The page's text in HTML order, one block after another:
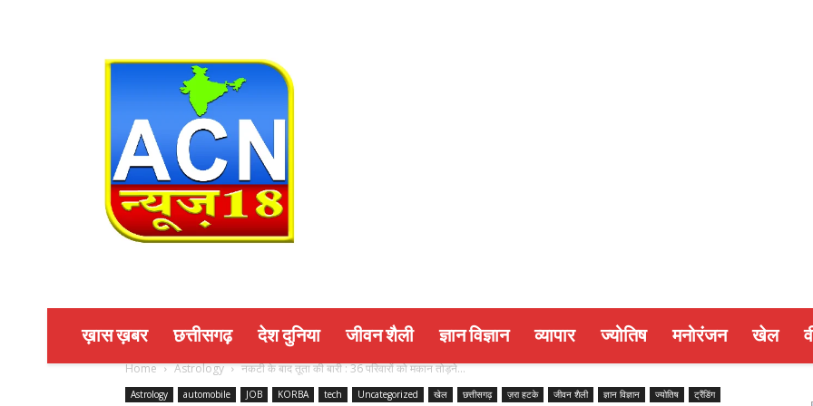
ख़ास ख़बर छत्तीसगढ़ देश दुनिया जीवन शैली ज्ञान विज्ञान व्यापार ज्योतिष मनोरंजन खेल
Home Astrology नकटी के बाद तूता की बारी : 36 परिवारों को मकान तोड़ने...
Astrology automobile JOB KORBA tech Uncategorized खेल छत्तीसगढ़ ज़रा हटके जीवन शैली ज्ञान विज्ञान ज्योतिष
ट्रैंडिंग